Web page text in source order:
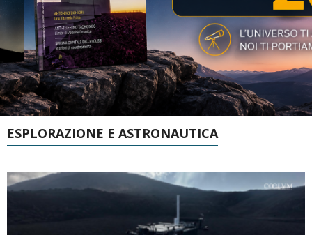
ESPLORAZIONE E ASTRONAUTICA